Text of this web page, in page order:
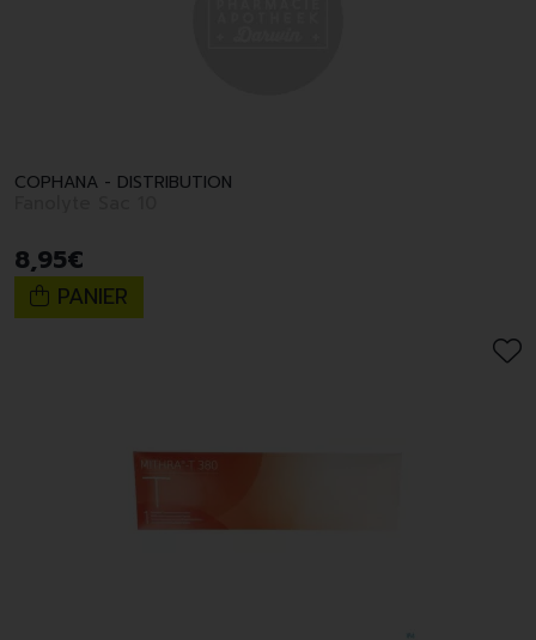
COPHANA - DISTRIBUTION
8,95€
PANIER